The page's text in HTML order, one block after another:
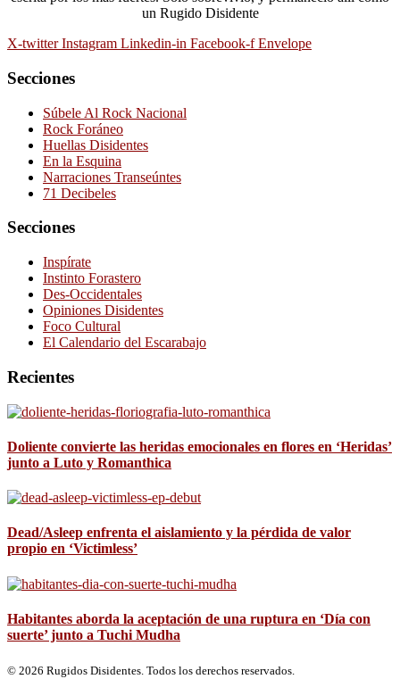
un Rugido Disidente
X-twitter Instagram Linkedin-in Facebook-f Envelope
Secciones
Súbele Al Rock Nacional
Rock Foráneo
Huellas Disidentes
En la Esquina
Narraciones Transeúntes
71 Decibeles
Secciones
Inspírate
Instinto Forastero
Des-Occidentales
Opiniones Disidentes
Foco Cultural
El Calendario del Escarabajo
Recientes
Doliente convierte las heridas emocionales en flores en ‘Heridas’
junto a Luto y Romanthica
Dead/Asleep enfrenta el aislamiento y la pérdida de valor
propio en ‘Victimless’
Habitantes aborda la aceptación de una ruptura en ‘Día con
suerte’ junto a Tuchi Mudha
© 2026 Rugidos Disidentes. Todos los derechos reservados.